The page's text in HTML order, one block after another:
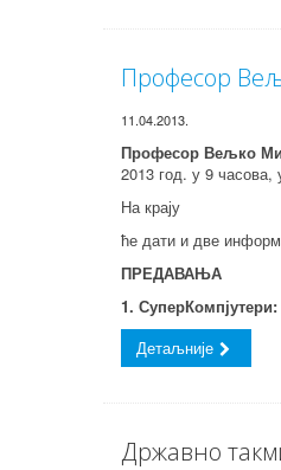
Професор
11.04.2013.
Професор Вељко
2013 год. у 9
На крају
ће дати и две
ПРЕДАВАЊА
1.
Детаљније
Државно